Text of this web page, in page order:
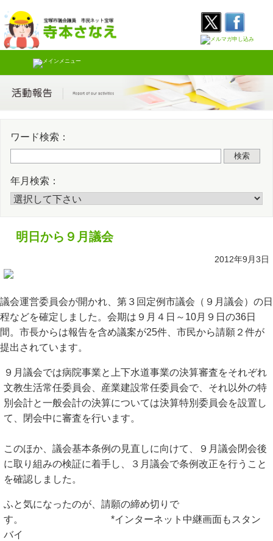
to
content
Twitter
ワード検索：
検索
年月検索：
明日から９月議会
2012年9月3日
議会運営委員会が開かれ、第３回定例市議会（９月議会）の日
程などを確定しました。会期は９月４日～10月９日の36日
間。市長からは報告を含め議案が25件、市民から請願２件が
提出されています。
９月議会では病院事業と上下水道事業の決算審査をそれぞれ
文教生活常任委員会、産業建設常任委員会で、それ以外の特
別会計と一般会計の決算については決算特別委員会を設置し
て、閉会中に審査を行います。
このほか、議会基本条例の見直しに向けて、９月議会閉会後
に取り組みの検証に着手し、３月議会で条例改正を行うこと
を確認しました。
ふと気になったのが、請願の締め切りで
す。 *インターネット中継画面もスタン
バイ